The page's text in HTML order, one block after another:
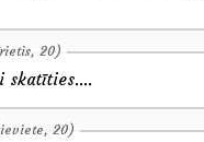
20)
skatīties....
20)